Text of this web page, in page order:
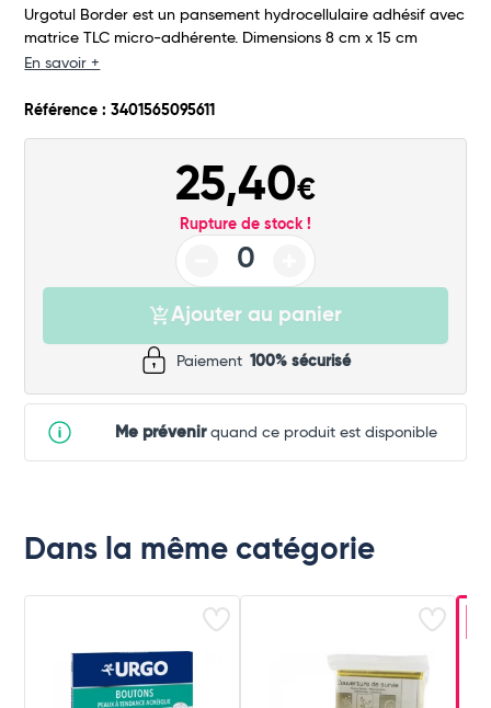
Total
Urgotul Border est un pansement hydrocellulaire adhésif avec
matrice TLC micro-adhérente. Dimensions 8 cm x 15 cm
En savoir +
Référence : 3401565095611
25,40€
Rupture de stock !
Ajouter au panier
Paiement 100% sécurisé
Me prévenirquand ce produit est disponible
Dans la même catégorie